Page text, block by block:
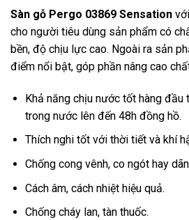
Sàn gỗ Pergo 03869 Sensation
cho người tiêu dùng sản phẩm có
bền, độ chịu lực cao. Ngoài ra sản
điểm nổi bật, góp phần nâng cao
Khả năng chịu nước tốt hàng đầu
trong nước lên đến 48h đồng hồ.
Thích nghi tốt với thời tiết và khí
Chống cong vênh, co ngót hay
Cách âm, cách nhiệt hiệu quả.
Chống cháy lan, tàn thuốc.